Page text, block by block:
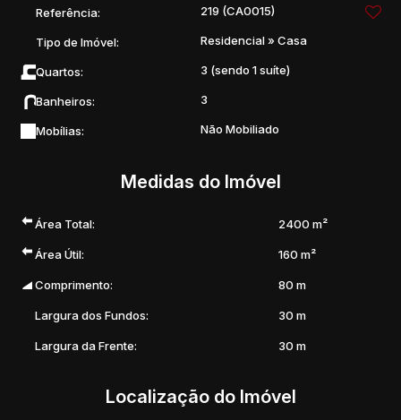
Referência: 219 (CA0015)
Tipo de Imóvel: Residencial» Casa
Quartos: 3 (sendo 1 suíte)
Banheiros: 3
Mobílias: Não Mobiliado
Medidas do Imóvel
Área Total: 2400 m²
Área Útil: 160 m²
Comprimento: 80 m
Largura dos Fundos: 30 m
Largura da Frente: 30 m
Localização do Imóvel